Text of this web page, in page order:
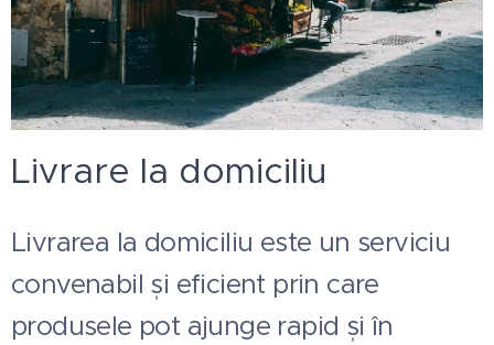
Livrare la domiciliu
Livrarea la domiciliu este un serviciu
convenabil și eficient prin care
produsele pot ajunge rapid și în